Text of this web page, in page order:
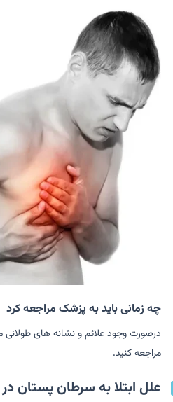
چه زمانی باید به پزشک مراجعه کرد
درصورت وجود علائم و نشانه های
مراجعه کنید.
علل ابتلا به سرطان پستان